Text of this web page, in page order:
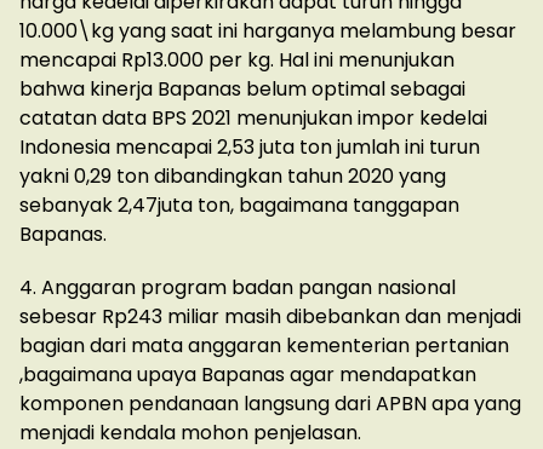
10.000\kg yang saat ini harganya melambung besar
mencapai Rp13.000 per kg. Hal ini menunjukan
bahwa kinerja Bapanas belum optimal sebagai
catatan data BPS 2021 menunjukan impor kedelai
Indonesia mencapai 2,53 juta ton jumlah ini turun
yakni 0,29 ton dibandingkan tahun 2020 yang
sebanyak 2,47juta ton, bagaimana tanggapan
Bapanas.
4. Anggaran program badan pangan nasional
sebesar Rp243 miliar masih dibebankan dan menjadi
bagian dari mata anggaran kementerian pertanian
,bagaimana upaya Bapanas agar mendapatkan
komponen pendanaan langsung dari APBN apa yang
menjadi kendala mohon penjelasan.